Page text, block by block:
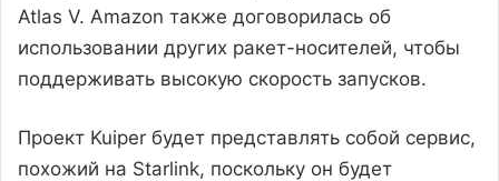
Atlas V. Amazon также договорилась об
использовании других ракет-носителей, чтобы
поддерживать высокую скорость запусков.
Проект Kuiper будет представлять собой сервис,
похожий на Starlink, поскольку он будет